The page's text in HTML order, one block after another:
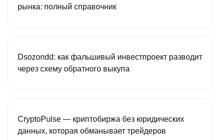
рынка: полный справочник
Dsozondd: как фальшивый инвестпроект разводит
через схему обратного выкупа
CryptoPulse — криптобиржа без юридических
данных, которая обманывает трейдеров